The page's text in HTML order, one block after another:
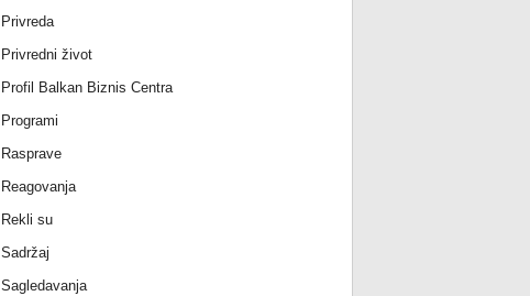
Privreda
Privredni život
Profil Balkan Biznis Centra
Programi
Rasprave
Reagovanja
Rekli su
Sadržaj
Sagledavanja